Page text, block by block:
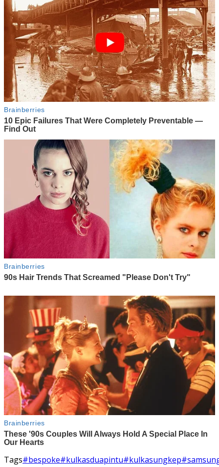
Tags#bespoke#kulkasduapintu#kulkasungkep